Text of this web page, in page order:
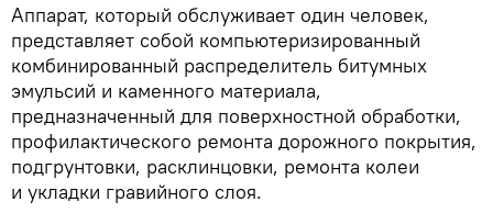
Аппарат, который обслуживает один человек,
представляет собой компьютеризированный
комбинированный распределитель битумных
эмульсий и каменного материала,
предназначенный для поверхностной обработки,
профилактического ремонта дорожного покрытия,
подгрунтовки, расклинцовки, ремонта колеи
и укладки гравийного слоя.